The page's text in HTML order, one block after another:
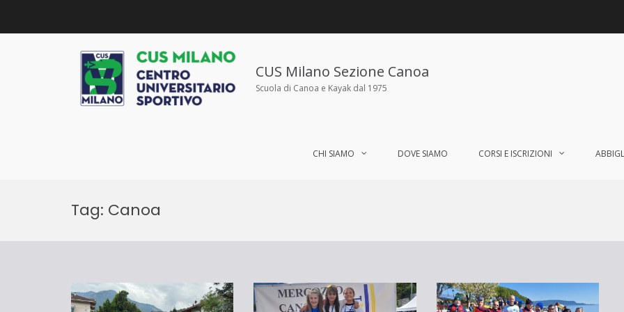
contenuto
CUS Milano Sezione Canoa
Scuola di Canoa e Kayak dal 1975
CHI SIAMO DOVE SIAMO CORSI E ISCRIZIONI
Tag: Canoa